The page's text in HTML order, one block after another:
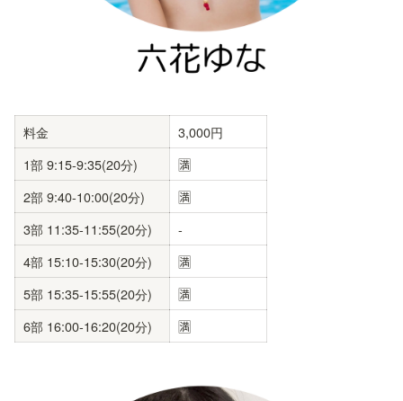
料金
3,000円
1部 9:15-9:35(20分)
🈵
2部 9:40-10:00(20分)
🈵
3部 11:35-11:55(20分)
-
4部 15:10-15:30(20分)
🈵
5部 15:35-15:55(20分)
🈵
6部 16:00-16:20(20分)
🈵